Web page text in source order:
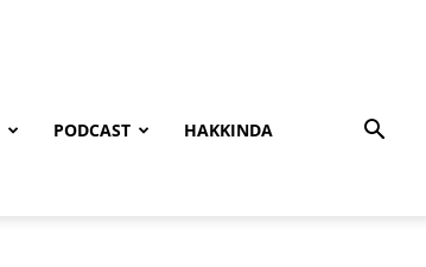
PODCAST HAKKINDA